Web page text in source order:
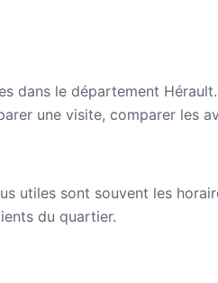
dans le département
une visite, comparer les
utiles sont souvent les
du quartier.